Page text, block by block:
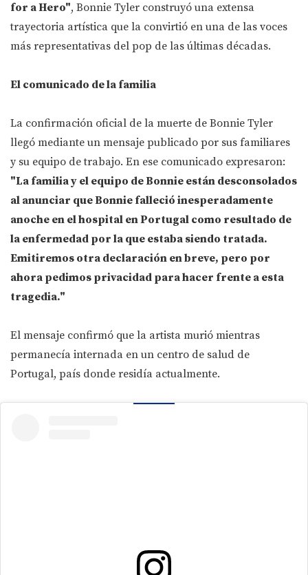
for a Hero", Bonnie Tyler construyó una extensa
trayectoria artística que la convirtió en una de las voces
más representativas del pop de las últimas décadas.
El comunicado de la familia
La confirmación oficial de la muerte de Bonnie Tyler
llegó mediante un mensaje publicado por sus familiares
y su equipo de trabajo. En ese comunicado expresaron:
"La familia y el equipo de Bonnie están desconsolados
al anunciar que Bonnie falleció inesperadamente
anoche en el hospital en Portugal como resultado de
la enfermedad por la que estaba siendo tratada.
Emitiremos otra declaración en breve, pero por
ahora pedimos privacidad para hacer frente a esta
tragedia."
El mensaje confirmó que la artista murió mientras
permanecía internada en un centro de salud de
Portugal, país donde residía actualmente.